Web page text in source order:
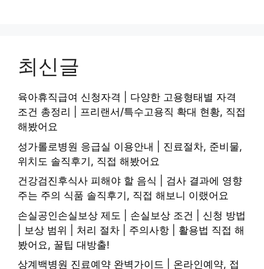
최신글
육아휴직급여 신청자격 | 다양한 고용형태별 자격
조건 총정리 | 프리랜서/특수고용직 확대 현황, 직접
해봤어요
성가롤로병원 응급실 이용안내 | 진료절차, 준비물,
위치도 솔직후기, 직접 해봤어요
건강검진후식사 피해야 할 음식 | 검사 결과에 영향
주는 주의 식품 솔직후기, 직접 해보니 이랬어요
손실공인손실보상 제도 | 손실보상 조건 | 신청 방법
| 보상 범위 | 처리 절차 | 주의사항 | 활용법 직접 해
봤어요, 꿀팁 대방출!
상계백병원 진료예약 완벽가이드 | 온라인예약, 접